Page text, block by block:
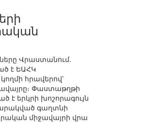
Վրաստանում.
է ԵԱՀԿ
հրավերով՝
Փաստաթղթի
է երկրի խոշորագույն
գաղտնի
միջավայրի վրա